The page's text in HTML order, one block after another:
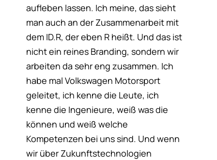
aufleben lassen. Ich meine, das sieht
man auch an der Zusammenarbeit mit
dem ID.R, der eben R heißt. Und das ist
nicht ein reines Branding, sondern wir
arbeiten da sehr eng zusammen. Ich
habe mal Volkswagen Motorsport
geleitet, ich kenne die Leute, ich
kenne die Ingenieure, weiß was die
können und weiß welche
Kompetenzen bei uns sind. Und wenn
wir über Zukunftstechnologien